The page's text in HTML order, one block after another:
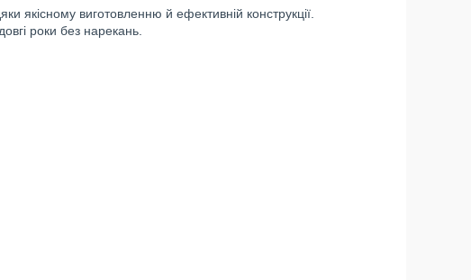
якісному виготовленню й ефективній конструкції.
роки без нарекань.